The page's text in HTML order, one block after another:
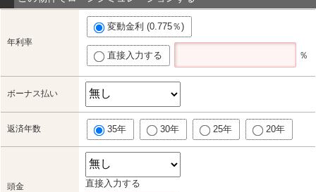
年利率
変動金利 (0.775％)
直接入力する ％
ボーナス払い
返済年数 35年 30年 25年 20年
頭金 直接入力する